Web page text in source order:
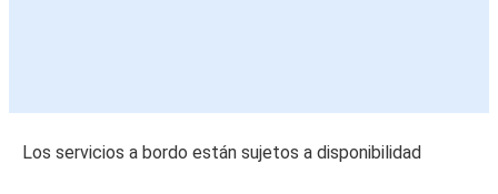
Los servicios a bordo están sujetos a disponibilidad